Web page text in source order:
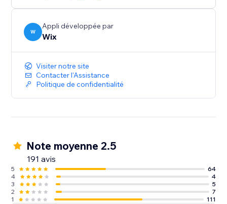
W
Appli développée par
Wix
Visiter notre site
Contacter l'Assistance
Politique de confidentialité
Note moyenne 2.5
191 avis
5
64
4
4
3
5
2
7
1
111